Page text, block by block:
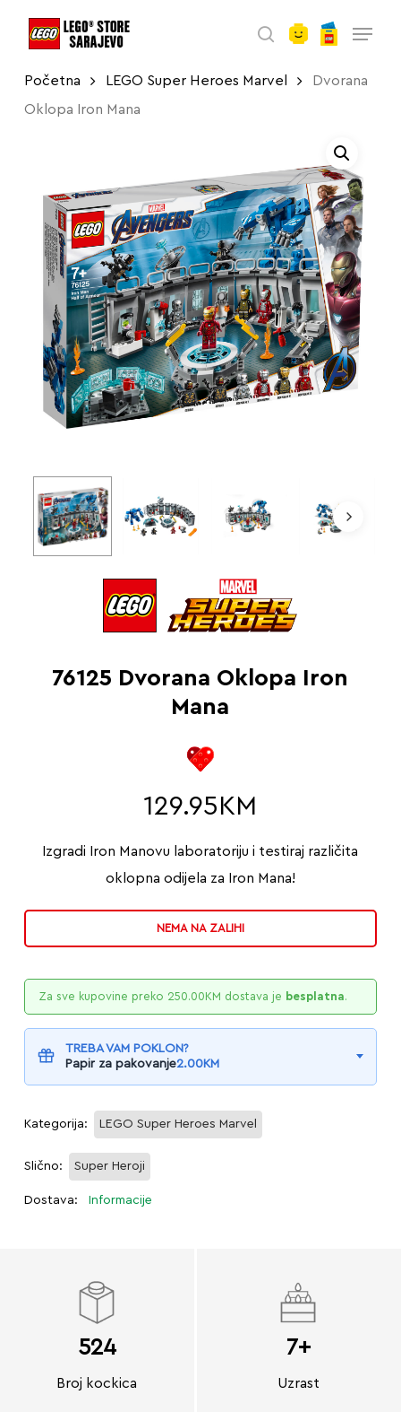
search
Početna LEGO Super Heroes Marvel Dvorana
Oklopa Iron Mana
76125 Dvorana Oklopa Iron
Mana
129.95 KM
Izgradi Iron Manovu laboratoriju i testiraj različita
oklopna odijela za Iron Mana!
NEMA NA ZALIHI
Za sve kupovine preko 250.00KM dostava je besplatna.
TREBA VAM POKLON?
Papir za pakovanje2.00KM
Kategorija: LEGO Super Heroes Marvel
Slično: Super Heroji
Dostava: Informacije
524
Broj kockica
7+
Uzrast